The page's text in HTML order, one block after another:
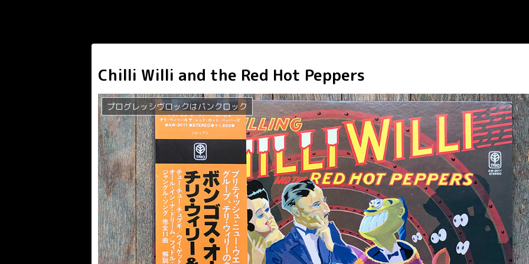
Chilli Willi and the Red Hot Peppers
プログレッシヴロックはパンクロック